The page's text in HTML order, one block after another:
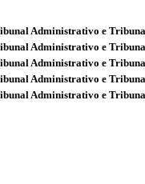
Administrativo e
Administrativo e
Administrativo e
Administrativo e
Administrativo e